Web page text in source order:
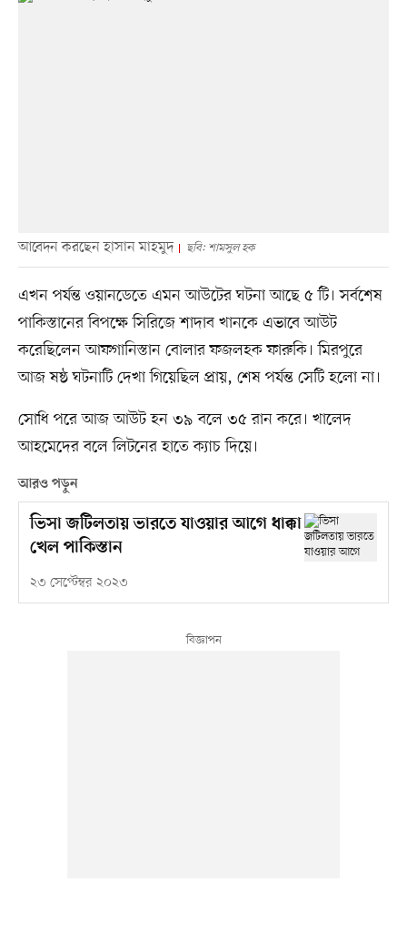
আবেদন করছেন হাসান মাহমুদ ছবি: শামসুল হক
এখন পর্যন্ত ওয়ানডেতে এমন আউটের ঘটনা আছে ৫ টি। সর্বশেষ
পাকিস্তানের বিপক্ষে সিরিজে শাদাব খানকে এভাবে আউট
করেছিলেন আফগানিস্তান বোলার ফজলহক ফারুকি। মিরপুরে
আজ ষষ্ঠ ঘটনাটি দেখা গিয়েছিল প্রায়, শেষ পর্যন্ত সেটি হলো না।
সোধি পরে আজ আউট হন ৩৯ বলে ৩৫ রান করে। খালেদ
আহমেদের বলে লিটনের হাতে ক্যাচ দিয়ে।
আরও পড়ুন
ভিসা জটিলতায় ভারতে যাওয়ার আগে ধাক্কা
খেল পাকিস্তান
২৩ সেপ্টেম্বর ২০২৩